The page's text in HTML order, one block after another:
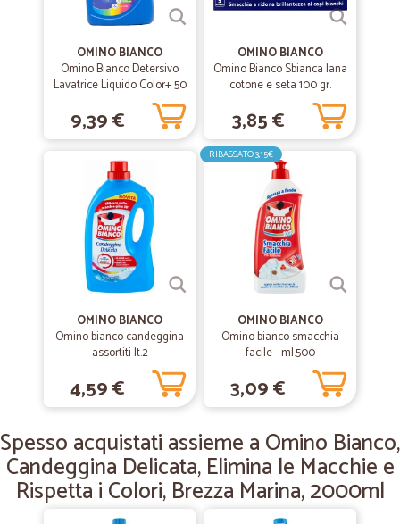
29/07/2020
—Marina F.
1a consegna
Gentilezza e cortesia del call center e del trasportatore, scatole in
cartone chiuse una leggermente ammaccata, penso dovuto al peso
delle confezioni di bottiglie di acqua. Ho messo 5 stelle perché come
prima esperienza è stata molto soddisfacente.
—Guido S.
Molto professionali precisi e veloci
Molto professionali precisi e veloci
06/03/2020
—Alessandra G.
Velocissimi
Imballati bene i pacchi, velocissimi e servizio impeccabile
09/01/2020
Donatella T.
Tutto perfetto!!!
OMINO BIANCO
Omino Bianco Detersivo
Lavatrice Liquido Color+ 50
Lavaggi 2000 ml
9,39 €
OMINO BIANCO
Omino Bianco Sbianca lana
cotone e seta 100 gr.
3,85 €
OMINO BIANCO
Omino bianco candeggina
assortiti lt.2
4,59 €
RIBASSATO3,15€
OMINO BIANCO
Omino bianco smacchia
facile - ml.500
3,09 €
Spesso acquistati assieme a Omino Bianco,
Candeggina Delicata, Elimina le Macchie e
Rispetta i Colori, Brezza Marina, 2000ml